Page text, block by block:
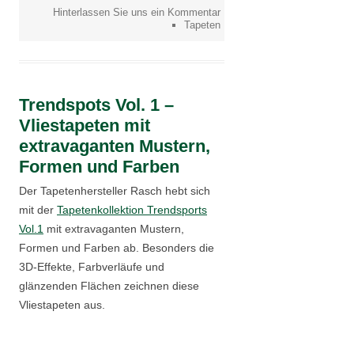
Hinterlassen Sie uns ein Kommentar
Tapeten
Trendspots Vol. 1 –
Vliestapeten mit
extravaganten Mustern,
Formen und Farben
Der Tapetenhersteller Rasch hebt sich
mit der Tapetenkollektion Trendsports
Vol.1 mit extravaganten Mustern,
Formen und Farben ab. Besonders die
3D-Effekte, Farbverläufe und
glänzenden Flächen zeichnen diese
Vliestapeten aus.